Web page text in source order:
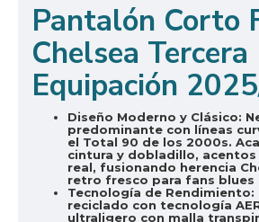
Pantalón Corto
Chelsea Tercera
Equipación
Diseño Moderno y Clásico:
predominante con líneas
el Total 90 de los 2000s.
cintura y dobladillo,
real, fusionando herencia
retro fresco para fans blues
Tecnología de Rendimiento:
reciclado con tecnología
ultraligero con malla